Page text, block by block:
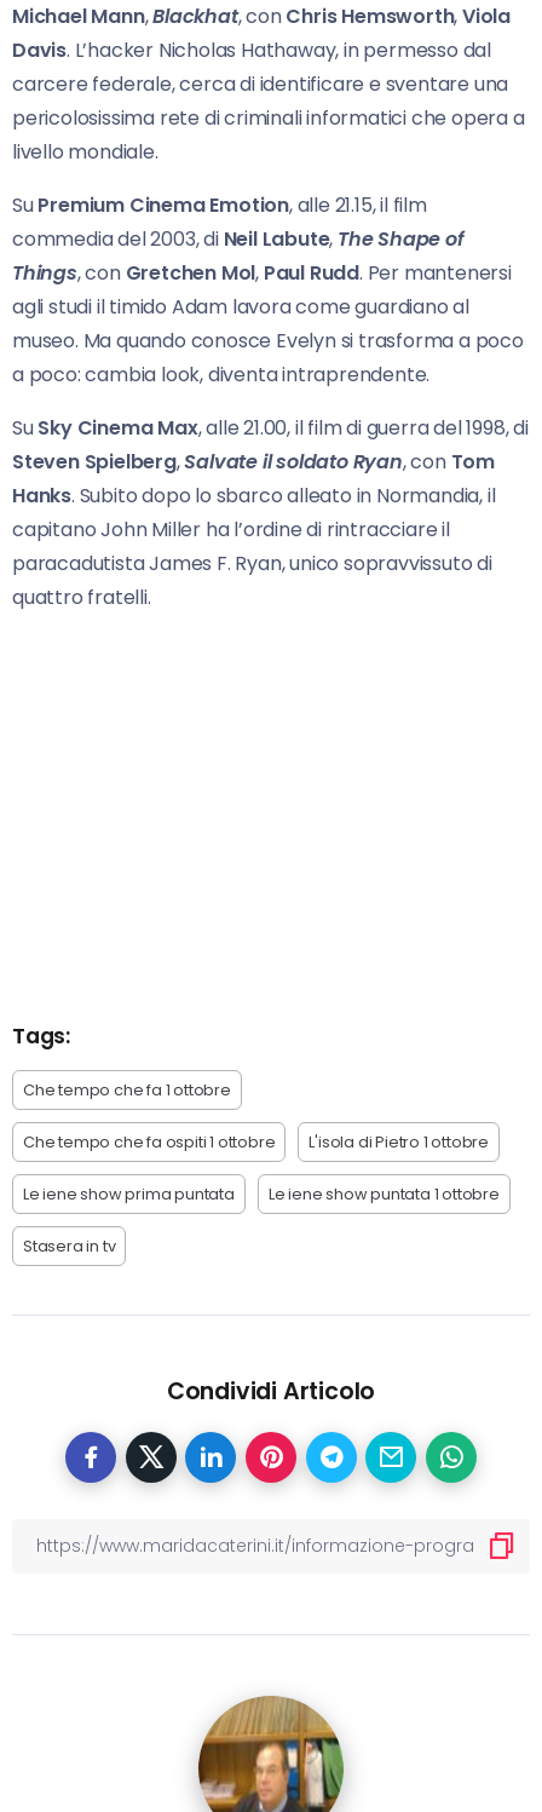
Michael Mann,Blackhat, conChrisHemsworth,Viola
Davis. L’hacker Nicholas Hathaway, in permesso dal
carcere federale, cerca di identificare e sventare una
pericolosissima rete di criminali informatici che opera a
livello mondiale.
SuPremium Cinema Emotion, alle 21.15, il film
commedia del 2003, di Neil Labute, The Shapeof
Things, con Gretchen Mol, Paul Rudd. Per mantenersi
agli studi il timido Adam lavora come guardiano al
museo. Ma quando conosce Evelyn si trasforma a poco
a poco: cambia look, diventa intraprendente.
SuSky Cinema Max, alle 21.00, il film di guerra del 1998, di
Steven Spielberg,Salvate il soldatoRyan, con Tom
Hanks. Subito dopo lo sbarco alleato in Normandia, il
capitano John Miller ha l’ordine di rintracciare il
paracadutista James F. Ryan, unico sopravvissuto di
quattro fratelli.
Tags:
Che tempo che fa 1 ottobre
Che tempo che fa ospiti 1 ottobre L'isola di Pietro 1 ottobre
Le iene show prima puntata Le iene show puntata 1 ottobre
Stasera in tv
Condividi Articolo